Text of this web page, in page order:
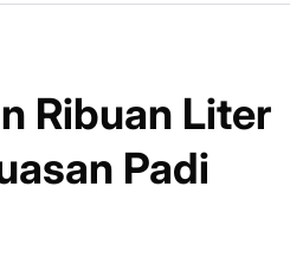
Ribuan Liter
Padi